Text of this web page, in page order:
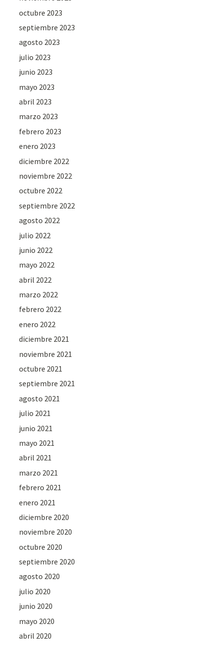
octubre 2023
septiembre 2023
agosto 2023
julio 2023
junio 2023
mayo 2023
abril 2023
marzo 2023
febrero 2023
enero 2023
diciembre 2022
noviembre 2022
octubre 2022
septiembre 2022
agosto 2022
julio 2022
junio 2022
mayo 2022
abril 2022
marzo 2022
febrero 2022
enero 2022
diciembre 2021
noviembre 2021
octubre 2021
septiembre 2021
agosto 2021
julio 2021
junio 2021
mayo 2021
abril 2021
marzo 2021
febrero 2021
enero 2021
diciembre 2020
noviembre 2020
octubre 2020
septiembre 2020
agosto 2020
julio 2020
junio 2020
mayo 2020
abril 2020